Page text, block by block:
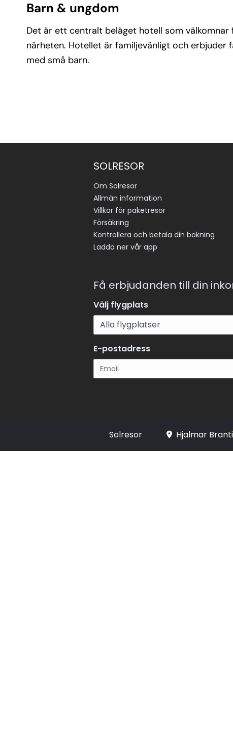
Barn & ungdom
Det är ett centralt beläget hotell som
närheten. Hotellet är familjevänligt och
med små barn.
SOLRESOR
Om Solresor
Allmän information
Villkor för paketresor
Försäkring
Kontrollera och betala din bokning
Ladda ner vår app
Få erbjudanden till din
Välj flygplats
E-postadress
Solresor Hjalmar